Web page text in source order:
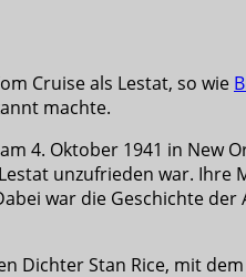
Cruise als Lestat, so wie
machte.
4. Oktober 1941 in New
unzufrieden war.
war die Geschichte
Dichter Stan Rice, mit